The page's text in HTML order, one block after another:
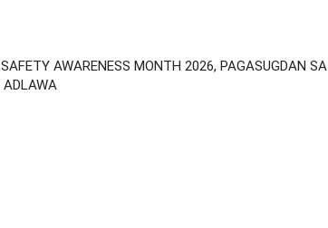
AWARENESS MONTH 2026, PAGASUGDAN SA
ADLAWA